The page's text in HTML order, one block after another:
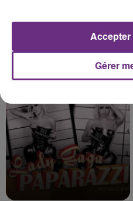
Un feu de remorque
fin de matinée sur l'A34.
TITRES DIFFUSÉS
Gérer
Accepter